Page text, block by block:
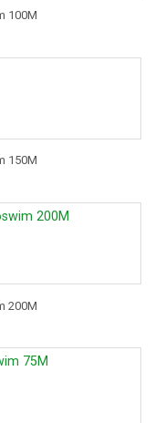
100M
150M
200M